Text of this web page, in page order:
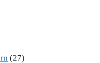
(27)